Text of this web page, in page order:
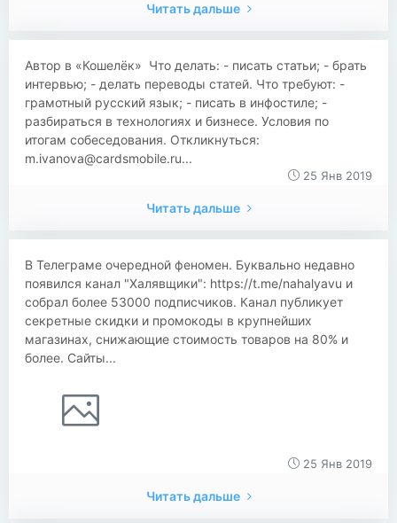
Читать дальше
Автор в «Кошелёк» Что делать: - писать статьи; - брать
интервью; - делать переводы статей. Что требуют: -
грамотный русский язык; - писать в инфостиле; -
разбираться в технологиях и бизнесе. Условия по
итогам собеседования. Откликнуться:
m.ivanova@cardsmobile.ru...
25 Янв 2019
Читать дальше
В Телеграме очередной феномен. Буквально недавно
появился канал "Халявщики": https://t.me/nahalyavu и
собрал более 53000 подписчиков. Канал публикует
секретные скидки и промокоды в крупнейших
магазинах, снижающие стоимость товаров на 80% и
более. Сайты...
25 Янв 2019
Читать дальше